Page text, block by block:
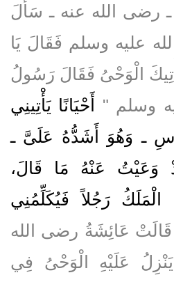
رضى الله عنه ـ سَأَلَ
عليه وسلم فَقَالَ يَا
الْوَحْىُ فَقَالَ رَسُولُ
وسلم ‏"‏
أَحْيَانًا يَأْتِينِي
ـ وَهُوَ أَشَدُّهُ عَلَىَّ ـ
وَعَيْتُ عَنْهُ مَا قَالَ،
الْمَلَكُ رَجُلاً فَيُكَلِّمُنِي
عَائِشَةُ رضى الله
يَنْزِلُ عَلَيْهِ الْوَحْىُ فِي